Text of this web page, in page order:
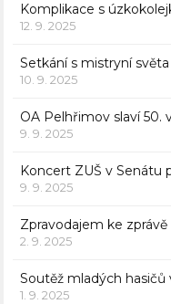
Komplikace s
12. 9. 2025
Setkání s mistryní
10. 9. 2025
OA Pelhřimov slaví 50.
9. 9. 2025
Koncert ZUŠ v Senátu
9. 9. 2025
Zpravodajem ke
2. 9. 2025
Soutěž mladých hasičů
1. 9. 2025